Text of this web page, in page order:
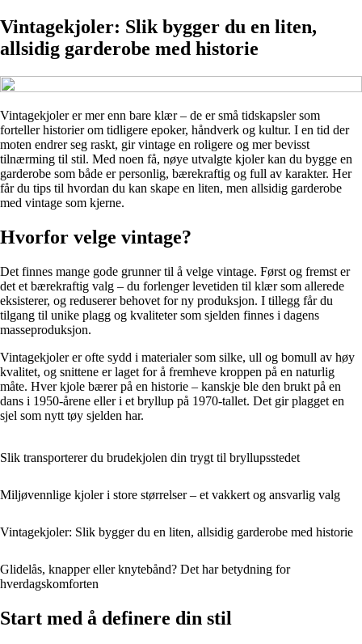
Vintagekjoler: Slik bygger du en liten,
allsidig garderobe med historie
Vintagekjoler er mer enn bare klær – de er små tidskapsler som
forteller historier om tidligere epoker, håndverk og kultur. I en tid der
moten endrer seg raskt, gir vintage en roligere og mer bevisst
tilnærming til stil. Med noen få, nøye utvalgte kjoler kan du bygge en
garderobe som både er personlig, bærekraftig og full av karakter. Her
får du tips til hvordan du kan skape en liten, men allsidig garderobe
med vintage som kjerne.
Hvorfor velge vintage?
Det finnes mange gode grunner til å velge vintage. Først og fremst er
det et bærekraftig valg – du forlenger levetiden til klær som allerede
eksisterer, og reduserer behovet for ny produksjon. I tillegg får du
tilgang til unike plagg og kvaliteter som sjelden finnes i dagens
masseproduksjon.
Vintagekjoler er ofte sydd i materialer som silke, ull og bomull av høy
kvalitet, og snittene er laget for å fremheve kroppen på en naturlig
måte. Hver kjole bærer på en historie – kanskje ble den brukt på en
dans i 1950-årene eller i et bryllup på 1970-tallet. Det gir plagget en
sjel som nytt tøy sjelden har.
Slik transporterer du brudekjolen din trygt til bryllupsstedet
Miljøvennlige kjoler i store størrelser – et vakkert og ansvarlig valg
Vintagekjoler: Slik bygger du en liten, allsidig garderobe med historie
Glidelås, knapper eller knytebånd? Det har betydning for
hverdagskomforten
Start med å definere din stil